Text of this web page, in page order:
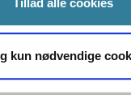
kun nødvendige
træffes af
sagen.
skal være opfyldt
skal